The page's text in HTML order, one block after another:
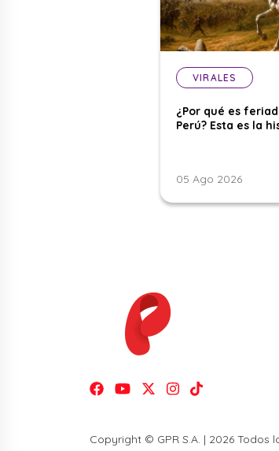
VIRALES
¿Por qué es
Perú? Esta es la
05 Ago 2026
Copyright © GPR S.A. | 2026 Todos